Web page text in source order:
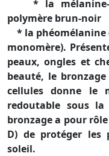
* la mélanine-
polymère brun-noir
* la phéomélanine
monomère).
peaux, ongles et
beauté, le
cellules donne le
redoutable sous
bronzage a pour
D) de protéger les
soleil.